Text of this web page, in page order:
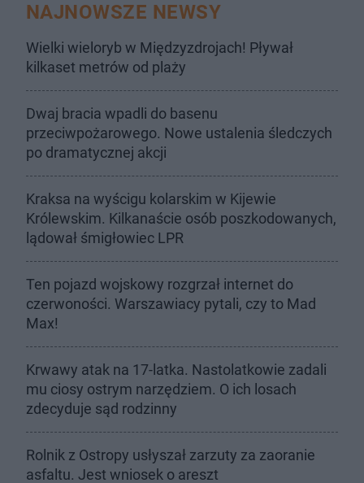
NAJNOWSZE NEWSY
Wielki wieloryb w Międzyzdrojach! Pływał
kilkaset metrów od plaży
Dwaj bracia wpadli do basenu
przeciwpożarowego. Nowe ustalenia śledczych
po dramatycznej akcji
Kraksa na wyścigu kolarskim w Kijewie
Królewskim. Kilkanaście osób poszkodowanych,
lądował śmigłowiec LPR
Ten pojazd wojskowy rozgrzał internet do
czerwoności. Warszawiacy pytali, czy to Mad
Max!
Krwawy atak na 17-latka. Nastolatkowie zadali
mu ciosy ostrym narzędziem. O ich losach
zdecyduje sąd rodzinny
Rolnik z Ostropy usłyszał zarzuty za zaoranie
asfaltu. Jest wniosek o areszt